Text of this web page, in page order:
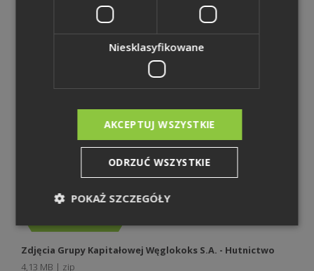
Zdjęcia Grupy Kapitałowej Węglokoks S.A. - Górnictwo
Pobierz plik
Zdjęcia Grupy Kapitałowej Węglokoks S.A. - Energetyka
Zdjęcia Grupy Kapitałowej Węglokoks S.A. - Hutnictwo
4,13 MB | zip
Niesklasyfikowane
AKCEPTUJ WSZYSTKIE
ODRZUĆ WSZYSTKIE
POKAŻ SZCZEGÓŁY